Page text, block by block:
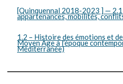
[Quinquennal 2018-2023 ] — 2.1
appartenances, mobilités,
1.2 – Histoire des émotions et
Moyen Âge à l’époque
Méditerranée)